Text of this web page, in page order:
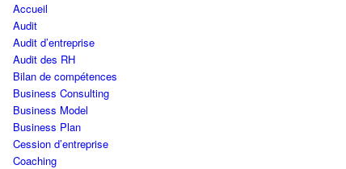
Accueil
Audit
Audit d’entreprise
Audit des RH
Bilan de compétences
Business Consulting
Business Model
Business Plan
Cession d’entreprise
Coaching